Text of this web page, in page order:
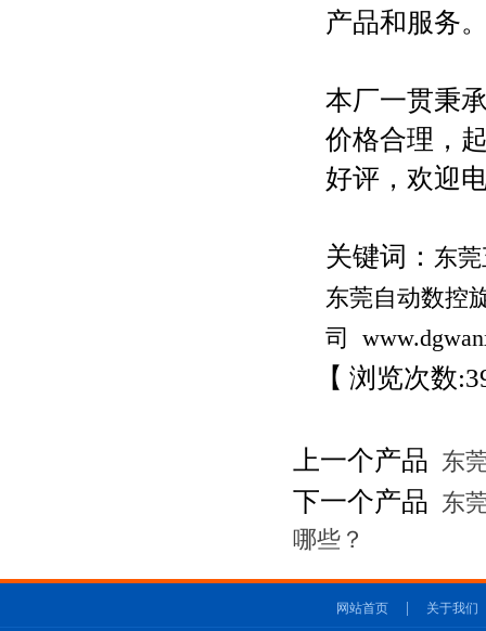
产品和服务
本厂一贯秉
价格合理，
好评，欢迎
关键词： 东
东莞自动数控
司
【 浏览次数:
上一个产品 东
下一个产品 东
哪些？
网站首页 关于我们